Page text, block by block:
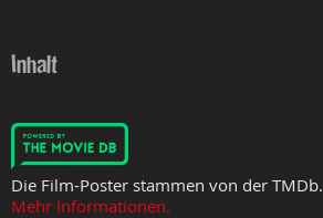
Inhalt
Die Film-Poster stammen von der TMDb.
Mehr Informationen.